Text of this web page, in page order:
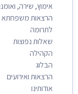
אימוץ, שירה,
הרצאות משפחתא
לתרומה
שאלות נפוצות
הקהילה
הבלוג
הרצאות ואירועים
אודותינו